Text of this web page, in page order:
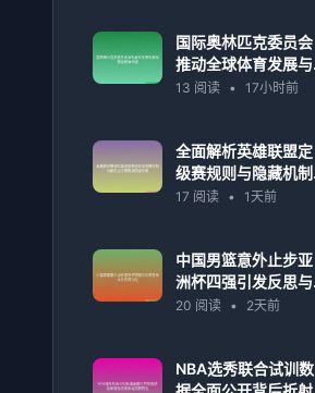
国际奥林匹克委员会
推动全球体育发展与
奥运精神传播
13 阅读 • 17小时前
全面解析英雄联盟定
级赛规则与隐藏机制
详解及上分策略指南
17 阅读 • 1天前
中国男篮意外止步亚
洲杯四强引发反思与
未来布局讨论
20 阅读 • 2天前
NBA选秀联合试训数